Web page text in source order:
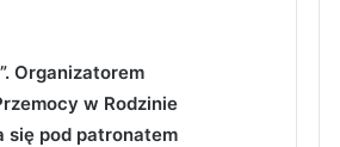
Organizatorem
w Rodzinie
się pod patronatem